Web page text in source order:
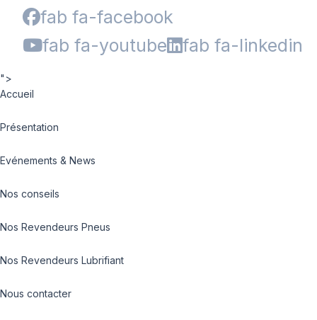
fab fa-facebook
fab fa-youtube
fab fa-linkedin
">
Accueil
Présentation
Evénements & News
Nos conseils
Nos Revendeurs Pneus
Nos Revendeurs Lubrifiant
Nous contacter